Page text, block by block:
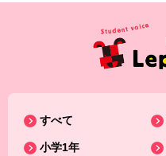
すべて
小学1年